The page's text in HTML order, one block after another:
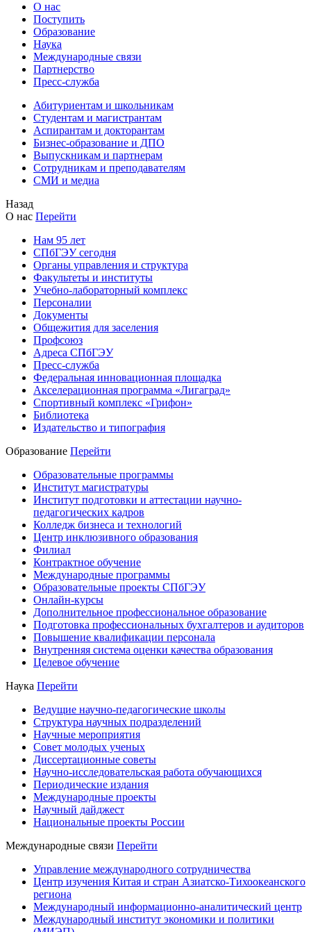
О нас
Поступить
Образование
Наука
Международные связи
Партнерство
Пресс-служба
Абитуриентам и школьникам
Студентам и магистрантам
Аспирантам и докторантам
Бизнес-образование и ДПО
Выпускникам и партнерам
Сотрудникам и преподавателям
СМИ и медиа
Назад
О нас Перейти
Нам 95 лет
СПбГЭУ сегодня
Органы управления и структура
Факультеты и институты
Учебно-лабораторный комплекс
Персоналии
Документы
Общежития для заселения
Профсоюз
Адреса СПбГЭУ
Пресс-служба
Федеральная инновационная площадка
Акселерационная программа «Лигаград»­­
Спортивный комплекс «Грифон»
Библиотека
Издательство и типография
Образование Перейти
Образовательные программы
Институт магистратуры
Институт подготовки и аттестации научно-
педагогических кадров
Колледж бизнеса и технологий
Центр инклюзивного образования
Филиал
Контрактное обучение
Международные программы
Образовательные проекты СПбГЭУ
Онлайн-курсы
Дополнительное профессиональное образование
Подготовка профессиональных бухгалтеров и аудиторов
Повышение квалификации персонала
Внутренняя система оценки качества образования
Целевое обучение
Наука Перейти
Ведущие научно-педагогические школы
Структура научных подразделений
Научные мероприятия
Совет молодых ученых
Диссертационные советы
Научно-исследовательская работа обучающихся
Периодические издания
Международные проекты
Научный дайджест
Национальные проекты России
Международные связи Перейти
Управление международного сотрудничества
Центр изучения Китая и стран Азиатско-Тихоокеанского
региона
Международный информационно-аналитический центр
Международный институт экономики и политики